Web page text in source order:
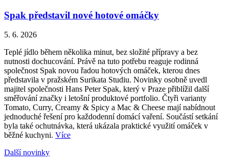
Spak představil nové hotové omáčky
5. 6. 2026
Teplé jídlo během několika minut, bez složité přípravy a bez
nutnosti dochucování. Právě na tuto potřebu reaguje rodinná
společnost Spak novou řadou hotových omáček, kterou dnes
představila v pražském Surikata Studiu. Novinky osobně uvedl
majitel společnosti Hans Peter Spak, který v Praze přiblížil další
směřování značky i letošní produktové portfolio. Čtyři varianty
Tomato, Curry, Creamy & Spicy a Mac & Cheese mají nabídnout
jednoduché řešení pro každodenní domácí vaření. Součástí setkání
byla také ochutnávka, která ukázala praktické využití omáček v
běžné kuchyni. Více
Další novinky